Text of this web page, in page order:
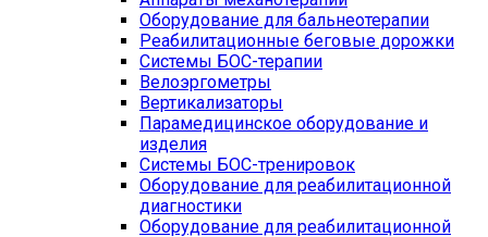
Оборудование для бальнеотерапии
Реабилитационные беговые дорожки
Системы БОС-терапии
Велоэргометры
Вертикализаторы
Парамедицинское оборудование и
изделия
Системы БОС-тренировок
Оборудование для реабилитационной
диагностики
Оборудование для реабилитационной